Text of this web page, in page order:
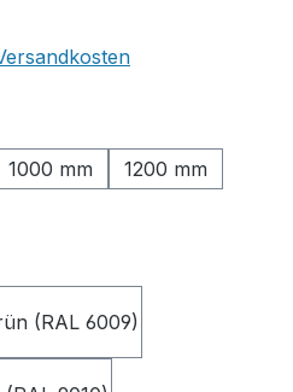
1000 mm
1200 mm
(RAL 6009)